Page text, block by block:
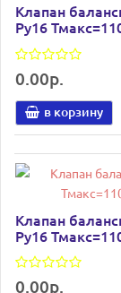
Клапан
Ру16
0.00р.
в корзину
Клапан
Ру16
0.00р.